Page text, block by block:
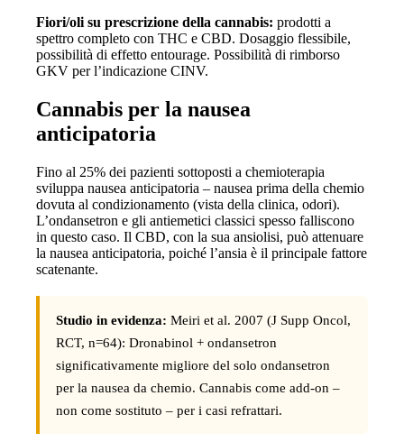
Fiori/oli su prescrizione della cannabis: prodotti a
spettro completo con THC e CBD. Dosaggio flessibile,
possibilità di effetto entourage. Possibilità di rimborso
GKV per l’indicazione CINV.
Cannabis per la nausea
anticipatoria
Fino al 25% dei pazienti sottoposti a chemioterapia
sviluppa nausea anticipatoria – nausea prima della chemio
dovuta al condizionamento (vista della clinica, odori).
L’ondansetron e gli antiemetici classici spesso falliscono
in questo caso. Il CBD, con la sua ansiolisi, può attenuare
la nausea anticipatoria, poiché l’ansia è il principale fattore
scatenante.
Studio in evidenza: Meiri et al. 2007 (J Supp Oncol,
RCT, n=64): Dronabinol + ondansetron
significativamente migliore del solo ondansetron
per la nausea da chemio. Cannabis come add-on –
non come sostituto – per i casi refrattari.